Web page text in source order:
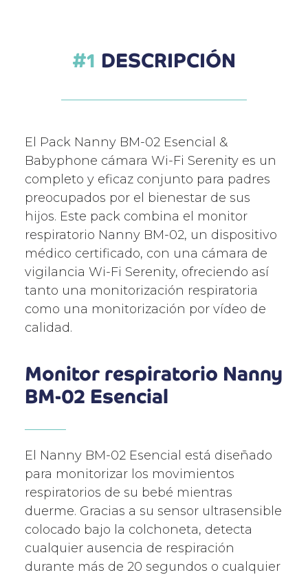
DESCRIPCIÓN
El Pack Nanny BM-02 Esencial &
Babyphone cámara Wi-Fi Serenity es un
completo y eficaz conjunto para padres
preocupados por el bienestar de sus
hijos. Este pack combina el monitor
respiratorio Nanny BM-02, un dispositivo
médico certificado, con una cámara de
vigilancia Wi-Fi Serenity, ofreciendo así
tanto una monitorización respiratoria
como una monitorización por vídeo de
calidad.
Monitor respiratorio Nanny
BM-02 Esencial
El Nanny BM-02 Esencial está diseñado
para monitorizar los movimientos
respiratorios de su bebé mientras
duerme. Gracias a su sensor ultrasensible
colocado bajo la colchoneta, detecta
cualquier ausencia de respiración
durante más de 20 segundos o cualquier